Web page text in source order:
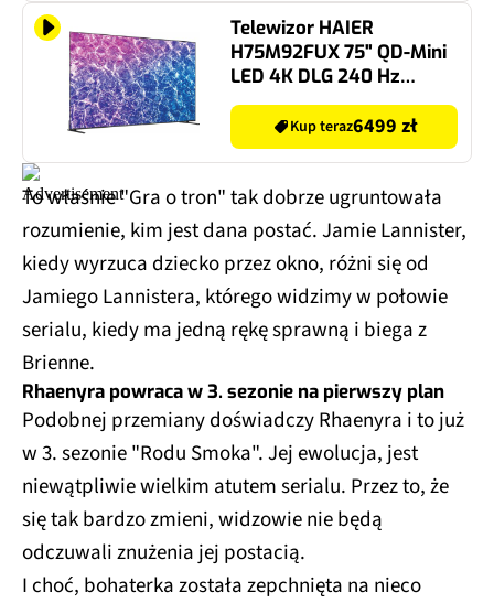
Telewizor HAIER
H75M92FUX 75" QD-Mini
LED 4K DLG 240 Hz
Google TV Dolby Atmos
Dolby Vision HDMI 2.1
Kup teraz6499 zł
To właśnie "Gra o tron" tak dobrze ugruntowała
rozumienie, kim jest dana postać. Jamie Lannister,
kiedy wyrzuca dziecko przez okno, różni się od
Jamiego Lannistera, którego widzimy w połowie
serialu, kiedy ma jedną rękę sprawną i biega z
Brienne.
Rhaenyra powraca w 3. sezonie na pierwszy plan
Podobnej przemiany doświadczy Rhaenyra i to już
w 3. sezonie "Rodu Smoka". Jej ewolucja, jest
niewątpliwie wielkim atutem serialu. Przez to, że
się tak bardzo zmieni, widzowie nie będą
odczuwali znużenia jej postacią.
I choć, bohaterka została zepchnięta na nieco